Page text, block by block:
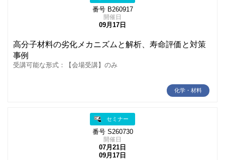
番号 B260917
開催日
09月17日
高分子材料の劣化メカニズムと解析、寿命評価と対策
事例
受講可能な形式：【会場受講】のみ
化学・材料
セミナー
番号 S260730
開催日
07月21日
09月17日